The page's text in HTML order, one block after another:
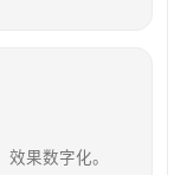
果数字化。